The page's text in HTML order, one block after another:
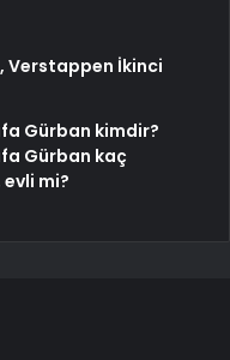
Verstappen İkinci
Gürban kimdir?
Gürban kaç
mi?